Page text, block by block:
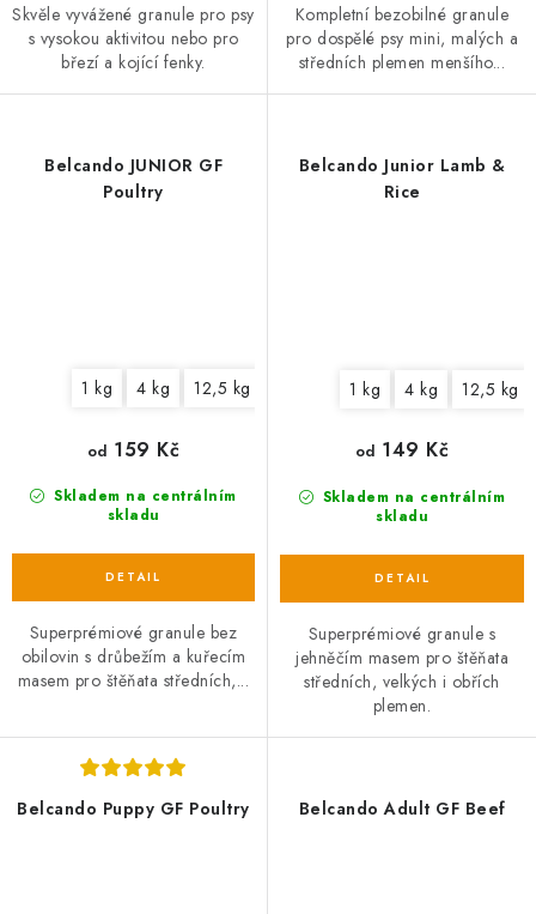
Skvěle vyvážené granule pro psy
s vysokou aktivitou nebo pro
březí a kojící fenky.
Kompletní bezobilné granule
pro dospělé psy mini, malých a
středních plemen menšího...
Belcando JUNIOR GF
Poultry
1 kg 4 kg 12,5 kg
Skladem na centrálním
skladu
od 159 Kč
Superprémiové granule bez
obilovin s drůbežím a kuřecím
masem pro štěňata středních,...
Belcando Junior Lamb &
Rice
1 kg 4 kg 12,5 kg
Skladem na centrálním
skladu
od 149 Kč
Superprémiové granule s
jehněčím masem pro štěňata
středních, velkých i obřích
plemen.
Belcando Puppy GF Poultry Belcando Adult GF Beef